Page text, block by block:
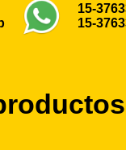
15-
15-